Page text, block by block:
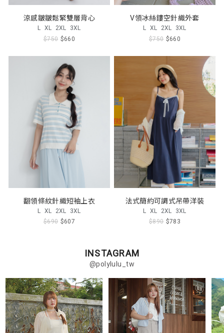
涼感皺皺鬆緊雙層背心
L XL 2XL 3XL
$750 $660
V領冰絲鏤空針織外套
L XL 2XL 3XL
$750 $660
翻領條紋針織短袖上衣
L XL 2XL 3XL
$690 $607
法式簡約可調式吊帶洋裝
L XL 2XL 3XL
$890 $783
INSTAGRAM
@polylulu_tw